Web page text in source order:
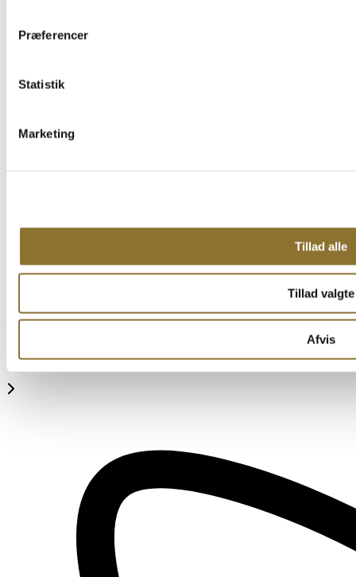
Præferencer
Statistik
Marketing
Tillad alle
Tillad valgte
Afvis
Min konto
Log ind / opret konto